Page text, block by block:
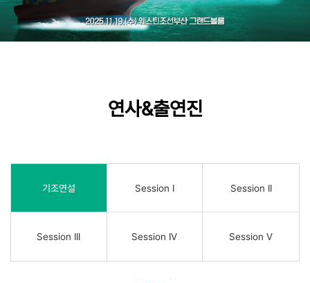
연사&출연진
기조연설 Session I Session II
Session III Session IV Session V